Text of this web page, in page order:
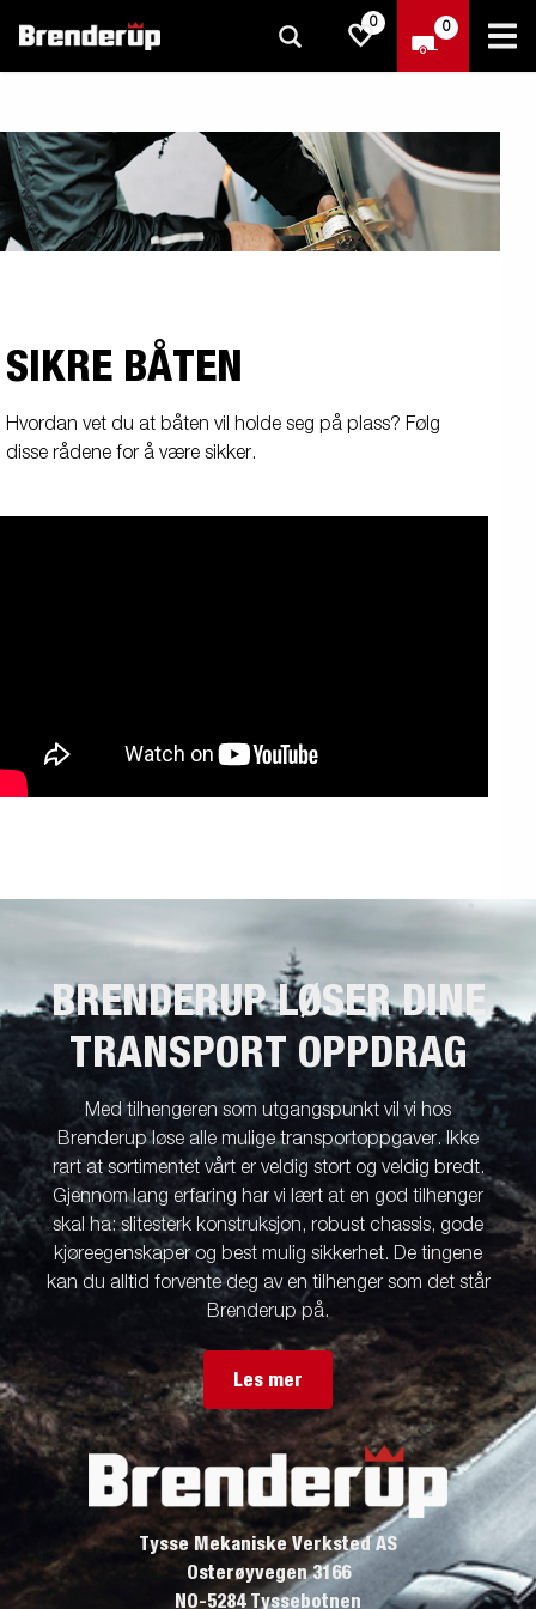
0 0
SIKRE BÅTEN
Hvordan vet du at båten vil holde seg på plass? Følg
disse rådene for å være sikker.
BRENDERUP LØSER DINE
TRANSPORT OPPDRAG
Med tilhengeren som utgangspunkt vil vi hos
Brenderup løse alle mulige transportoppgaver. Ikke
rart at sortimentet vårt er veldig stort og veldig bredt.
Gjennom lang erfaring har vi lært at en god tilhenger
skal ha: slitesterk konstruksjon, robust chassis, gode
kjøreegenskaper og best mulig sikkerhet. De tingene
kan du alltid forvente deg av en tilhenger som det står
Brenderup på.
Les mer
Tysse Mekaniske Verksted AS
Osterøyvegen 3166
NO-5284 Tyssebotnen